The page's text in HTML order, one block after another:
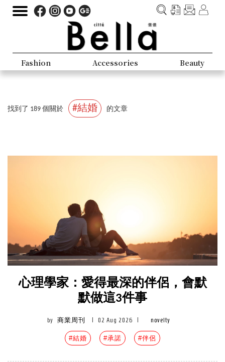
Fashion Accessories Beauty
找到了 189 個關於 #結婚 的文章
心理學家：愛得最深的伴侶，會默
默做這3件事
by 商業周刊 02 Aug 2026 novelty
#結婚 #承諾 #伴侶